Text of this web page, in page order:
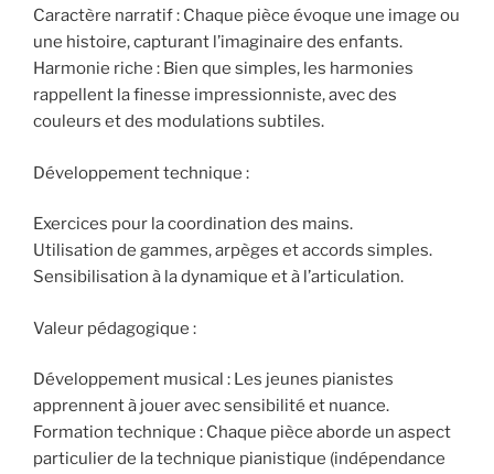
Caractère narratif : Chaque pièce évoque une image ou
une histoire, capturant l’imaginaire des enfants.
Harmonie riche : Bien que simples, les harmonies
rappellent la finesse impressionniste, avec des
couleurs et des modulations subtiles.
Développement technique :
Exercices pour la coordination des mains.
Utilisation de gammes, arpèges et accords simples.
Sensibilisation à la dynamique et à l’articulation.
Valeur pédagogique :
Développement musical : Les jeunes pianistes
apprennent à jouer avec sensibilité et nuance.
Formation technique : Chaque pièce aborde un aspect
particulier de la technique pianistique (indépendance